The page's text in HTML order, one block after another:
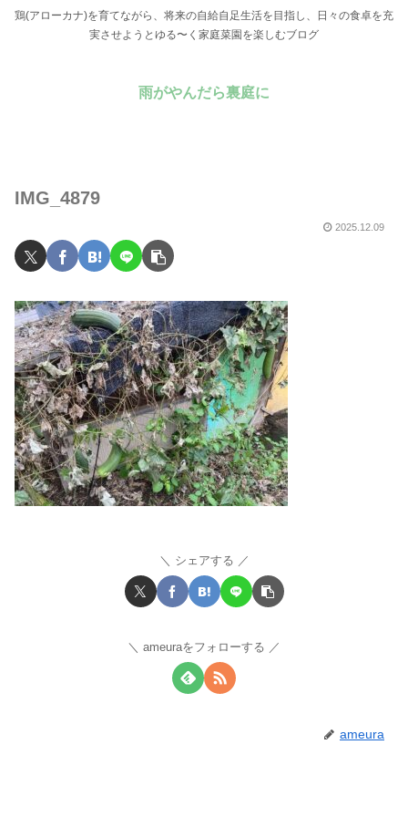
鶏(アローカナ)を育てながら、将来の自給自足生活を目指し、日々の食卓を充
実させようとゆる〜く家庭菜園を楽しむブログ
雨がやんだら裏庭に
IMG_4879
2025.12.09
シェアする
ameuraをフォローする
ameura